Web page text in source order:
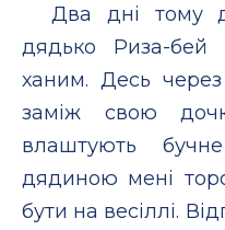
Два дні тому
дядько Риза-
ханим. Десь
заміж свою
влаштують
дядиною мені
бути на весіллі.